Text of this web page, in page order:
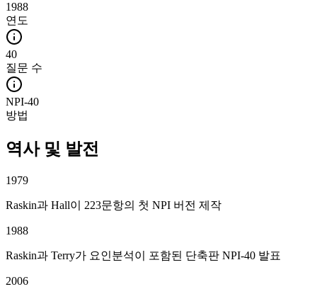
1988
연도
40
질문 수
NPI-40
방법
역사 및 발전
1979
Raskin과 Hall이 223문항의 첫 NPI 버전 제작
1988
Raskin과 Terry가 요인분석이 포함된 단축판 NPI-40 발표
2006